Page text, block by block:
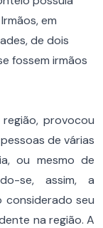
em
de dois
fossem irmãos
provocou
de várias
ou mesmo de
se, assim, a
considerado seu
na região. A